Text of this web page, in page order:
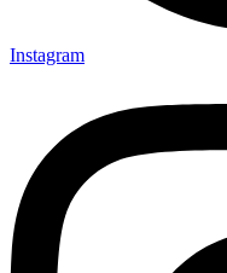
Instagram